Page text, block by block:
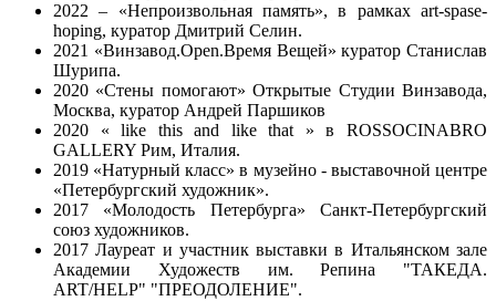
2022 – «Непроизвольная память», в рамках art-spase-
hoping, куратор Дмитрий Селин.
2021 «Винзавод.Open.Время Вещей» куратор Станислав
Шурипа.
2020 «Стены помогают» Открытые Студии Винзавода,
Москва, куратор Андрей Паршиков
2020 « like this and like that » в ROSSOCINABRO
GALLERY Рим, Италия.
2019 «Натурный класс» в музейно - выставочной центре
«Петербургский художник».
2017 «Молодость Петербурга» Санкт-Петербургский
союз художников.
2017 Лауреат и участник выставки в Итальянском зале
Академии Художеств им. Репина "ТАКЕДА.
ART/HELP" "ПРЕОДОЛЕНИЕ".